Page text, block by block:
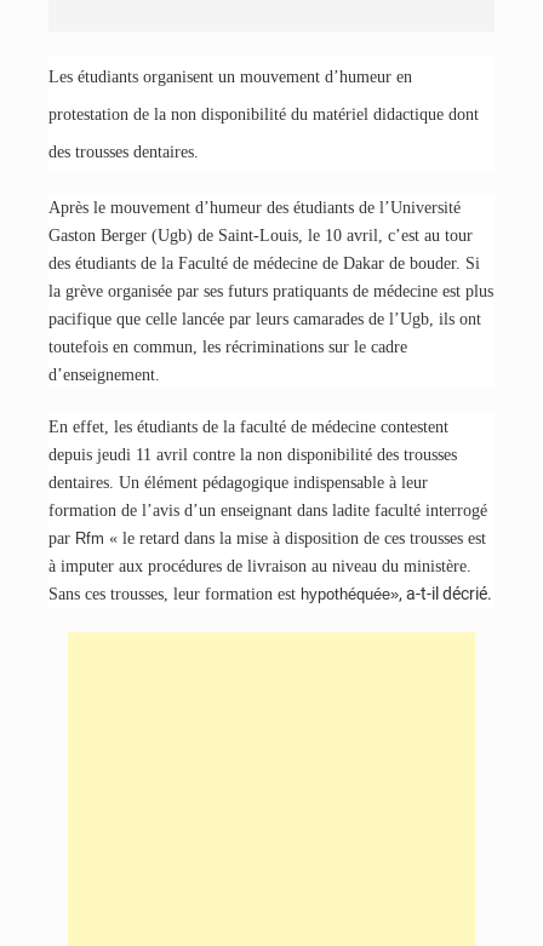
Les étudiants organisent un mouvement d’humeur en
protestation de la non disponibilité du matériel didactique dont
des trousses dentaires.
Après le mouvement d’humeur des étudiants de l’Université
Gaston Berger (Ugb) de Saint-Louis, le 10 avril, c’est au tour
des étudiants de la Faculté de médecine de Dakar de bouder. Si
la grève organisée par ses futurs pratiquants de médecine est plus
pacifique que celle lancée par leurs camarades de l’Ugb, ils ont
toutefois en commun, les récriminations sur le cadre
d’enseignement.
En effet, les étudiants de la faculté de médecine contestent
depuis jeudi 11 avril contre la non disponibilité des trousses
dentaires. Un élément pédagogique indispensable à leur
formation de l’avis d’un enseignant dans ladite faculté interrogé
par Rfm « le retard dans la mise à disposition de ces trousses est
à imputer aux procédures de livraison au niveau du ministère.
Sans ces trousses, leur formation est hypothéquée», a-t-il décrié.